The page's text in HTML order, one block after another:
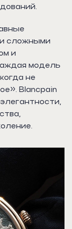
сложными
и
модель
не
Blancpain